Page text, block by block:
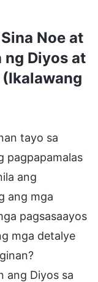
Noe at
ng Diyos at
tayo sa
pagpapamalas
ang
ang mga
pagsasaayos
mga detalye
ang Diyos sa